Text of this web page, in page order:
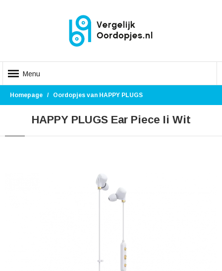
Menu
Homepage Oordopjes van HAPPY PLUGS
HAPPY PLUGS Ear Piece Ii Wit